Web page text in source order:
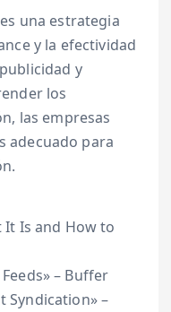
una estrategia
y la efectividad
y
los
las empresas
adecuado para
It Is and How to
– Buffer
Syndication» –